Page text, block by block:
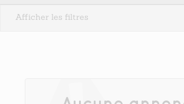
Afficher les filtres